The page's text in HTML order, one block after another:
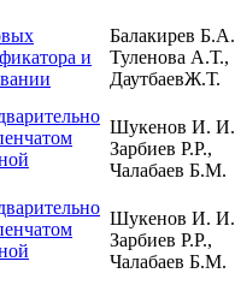
и
Балакирев
Туленова А.Т.,
ДаутбаевЖ.Т.
Шукенов И.
Зарбиев Р.Р.,
Чалабаев Б.М.
Шукенов И.
Зарбиев Р.Р.,
Чалабаев Б.М.